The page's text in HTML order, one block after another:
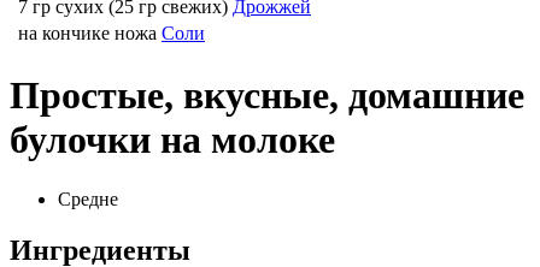
7 гр сухих (25 гр свежих) Дрожжей
на кончике ножа Соли
Простые, вкусные, домашние
булочки на молоке
Средне
Ингредиенты